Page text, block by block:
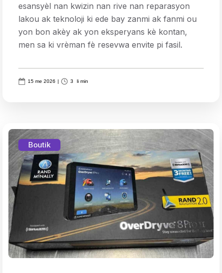
esansyèl nan kwizin nan rive nan reparasyon
lakou ak teknoloji ki ede bay zanmi ak fanmi ou
yon bon akèy ak yon eksperyans kè kontan,
men sa ki vrèman fè resevwa envite pi fasil.
15 me 2026 | 3 li min
Boutik